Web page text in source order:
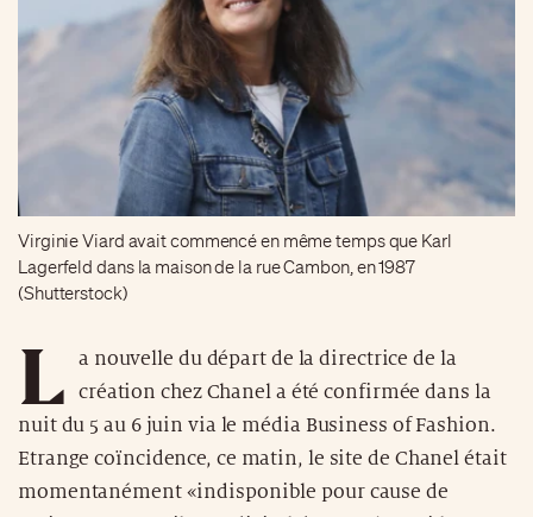
Virginie Viard avait commencé en même temps que Karl
Lagerfeld dans la maison de la rue Cambon, en 1987
(Shutterstock)
L
a nouvelle du départ de la directrice de la
création chez Chanel a été confirmée dans la
nuit du 5 au 6 juin via le média Business of Fashion.
Etrange coïncidence, ce matin, le site de Chanel était
momentanément «indisponible pour cause de